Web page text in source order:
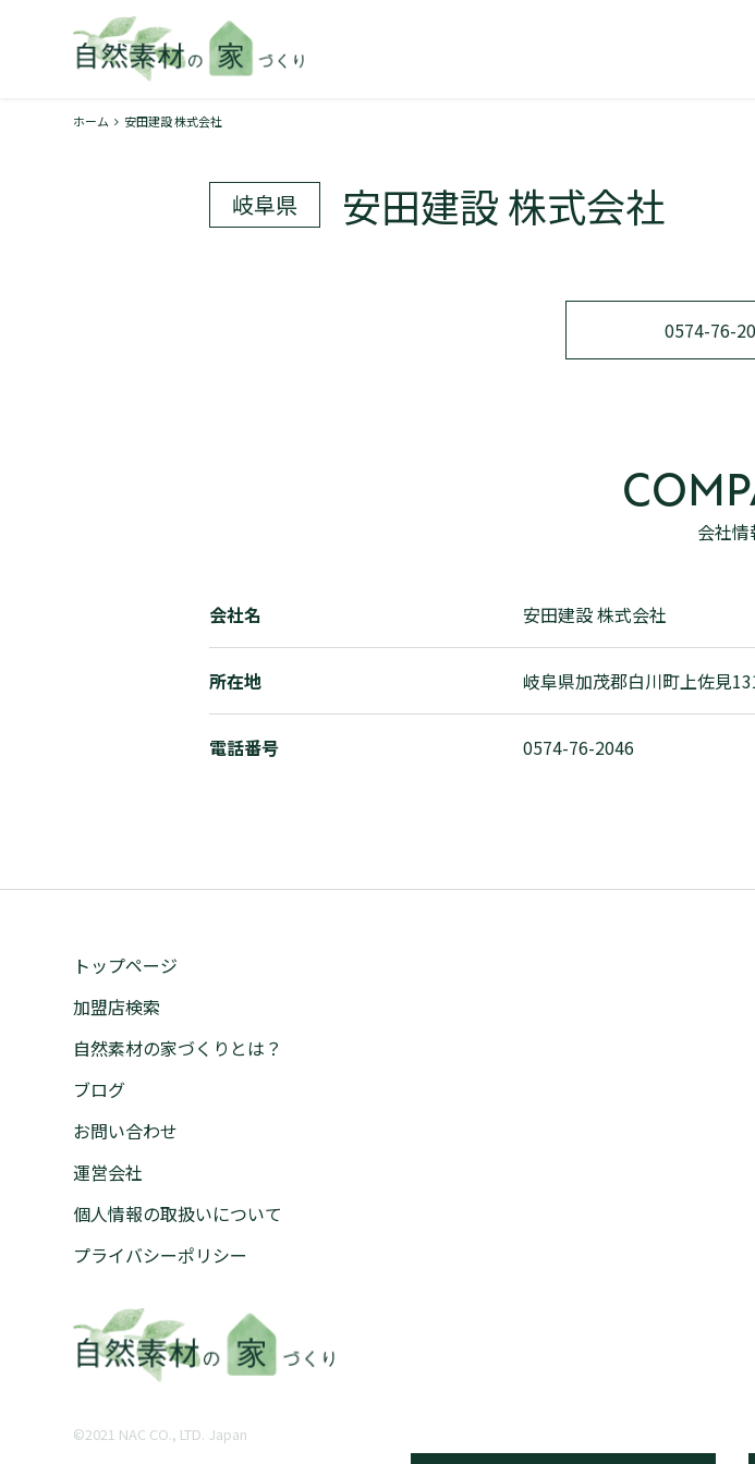
ホーム 安田建設 株式会社
岐阜県 安田建設 株式会社
0574-76-
会社情
会社名 安田建設 株式会社
所在地 岐阜県加茂郡白川町上佐見
電話番号 0574-76-2046
トップページ
加盟店検索
自然素材の家づくりとは？
ブログ
お問い合わせ
運営会社
個人情報の取扱いについて
プライバシーポリシー
©︎2021 NAC CO., LTD. Japan